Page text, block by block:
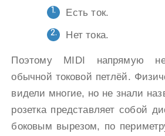
Есть ток.
Нет тока.
Поэтому MIDI напрямую
обычной токовой петлёй.
видели многие, но не знали
розетка представляет собой
боковым вырезом, по